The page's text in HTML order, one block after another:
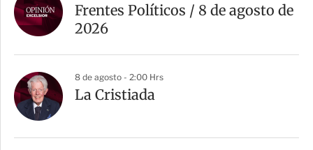
Frentes Políticos / 8 de agosto de
2026
8 de agosto - 2:00 Hrs
La Cristiada